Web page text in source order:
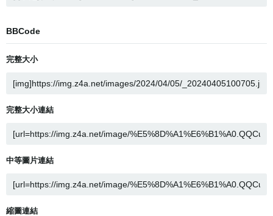
BBCode
完整大小
完整大小連結
中等圖片連結
縮圖連結